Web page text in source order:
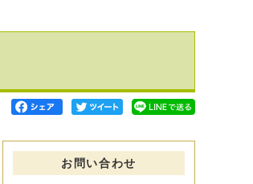
お問い合わせ